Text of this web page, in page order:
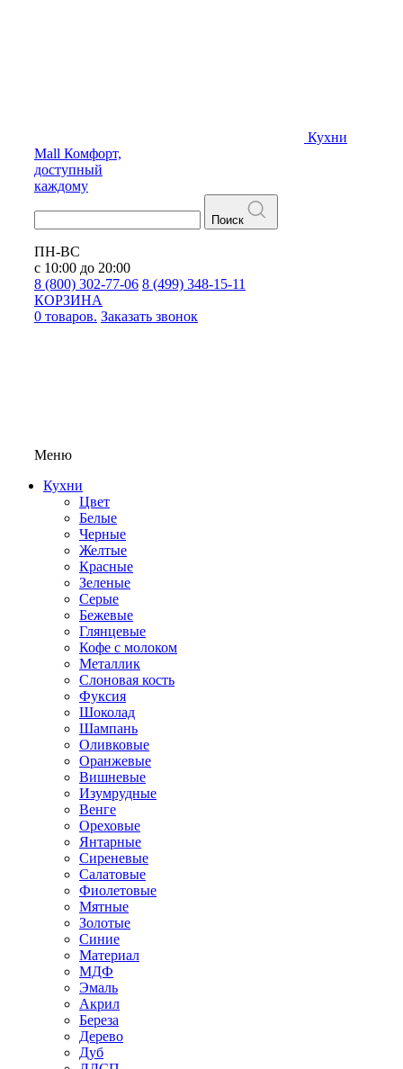
Кухни
Mall Комфорт,
доступный
каждому
Поиск
ПН-ВС
с 10:00 до 20:00
8 (800) 302-77-06 8 (499) 348-15-11
КОРЗИНА
0 товаров. Заказать звонок
Меню
Кухни
Цвет
Белые
Черные
Желтые
Красные
Зеленые
Серые
Бежевые
Глянцевые
Кофе с молоком
Металлик
Слоновая кость
Фуксия
Шоколад
Шампань
Оливковые
Оранжевые
Вишневые
Изумрудные
Венге
Ореховые
Янтарные
Сиреневые
Салатовые
Фиолетовые
Мятные
Золотые
Синие
Материал
МДФ
Эмаль
Акрил
Береза
Дерево
Дуб